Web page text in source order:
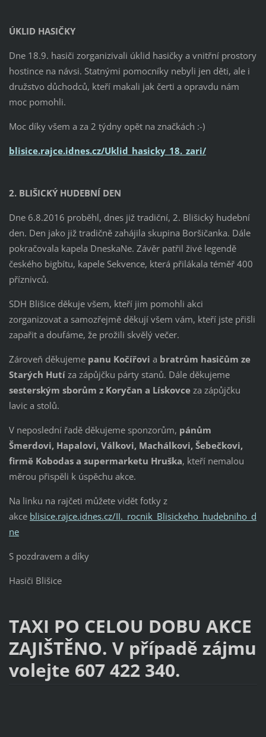
ÚKLID HASIČKY
Dne 18.9. hasiči zorganizivali úklid hasičky a vnitřní prostory
hostince na návsi. Statnými pomocníky nebyli jen děti, ale i
družstvo důchodců, kteří makali jak čerti a opravdu nám
moc pomohli.
Moc díky všem a za 2 týdny opět na značkách :-)
blisice.rajce.idnes.cz/Uklid_hasicky_18._zari/
2. BLIŠICKÝ HUDEBNÍ DEN
Dne 6.8.2016 proběhl, dnes již tradiční, 2. Blišický hudební
den. Den jako již tradičně zahájila skupina Boršičanka. Dále
pokračovala kapela DneskaNe. Závěr patřil živé legendě
českého bigbítu, kapele Sekvence, která přilákala téměř 400
příznivců.
SDH Blišice děkuje všem, kteří jim pomohli akci
zorganizovat a samozřejmě děkují všem vám, kteří jste přišli
zapařit a doufáme, že prožili skvělý večer.
Zároveň děkujeme panu Kočířovi a bratrům hasičům ze
Starých Hutíza zápůjčku párty stanů. Dále děkujeme
sesterským sborům z Koryčan a Lískovceza zápůjčku
lavic a stolů.
V neposlední řadě děkujeme sponzorům, pánům
Šmerdovi, Hapalovi, Válkovi, Machálkovi, Šebečkovi,
firmě Kobodas a supermarketu Hruška, kteří nemalou
měrou přispěli k úspěchu akce.
Na linku na rajčeti můžete vidět fotky z
akce blisice.rajce.idnes.cz/II._rocnik_Blisickeho_hudebniho_d
ne
S pozdravem a díky
Hasiči Blišice
TAXI PO CELOU DOBU AKCE
ZAJIŠTĚNO. V případě zájmu
volejte 607 422 340.